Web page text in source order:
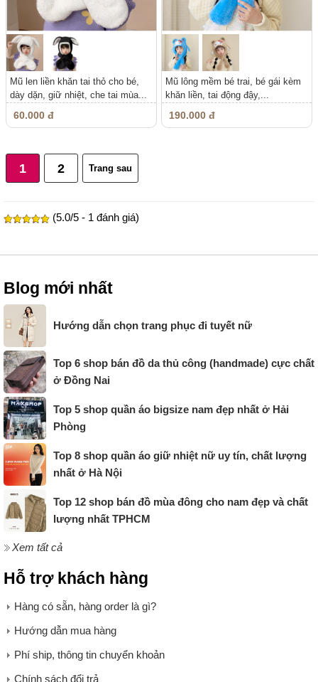
Mũ len liền khăn tai thỏ cho bé,
dày dặn, giữ nhiệt, che tai mùa...
60.000 đ
Mũ lông mềm bé trai, bé gái kèm
khăn liền, tai động đậy,...
190.000 đ
1 2 Trang sau
(5.0/5 - 1 đánh giá)
Blog mới nhất
Hướng dẫn chọn trang phục đi tuyết nữ
Top 6 shop bán đồ da thủ công (handmade) cực chất
ở Đồng Nai
Top 5 shop quần áo bigsize nam đẹp nhất ở Hải
Phòng
Top 8 shop quần áo giữ nhiệt nữ uy tín, chất lượng
nhất ở Hà Nội
Top 12 shop bán đồ mùa đông cho nam đẹp và chất
lượng nhất TPHCM
Xem tất cả
Hỗ trợ khách hàng
Hàng có sẵn, hàng order là gì?
Hướng dẫn mua hàng
Phí ship, thông tin chuyển khoản
Chính sách đổi trả